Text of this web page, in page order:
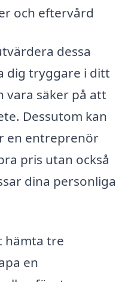
och eftervård
dessa
dig tryggare i ditt
vara säker på att
Dessutom kan
en entreprenör
pris utan också
dina personliga
hämta tre
en